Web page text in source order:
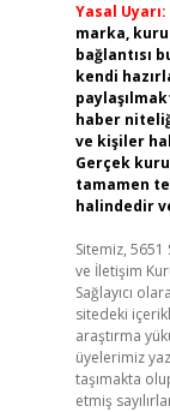
Yasal Uyarı:
marka,
bağlantısı
kendi
haber
ve kişiler
Gerçek
tamamen
halindedir
Sitemiz, 5651
ve İletişim
Sağlayıcı
sitedeki
araştırma
üyelerimiz
taşımakta
etmiş